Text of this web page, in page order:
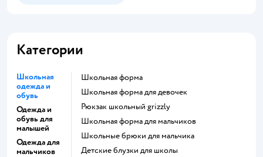
Категории
Школьная
одежда и
обувь
Одежда и
обувь для
малышей
Одежда для
мальчиков
Школьная форма
Школьная форма для девочек
Рюкзак школьный grizzly
Школьная форма для мальчиков
Школьные брюки для мальчика
Детские блузки для школы